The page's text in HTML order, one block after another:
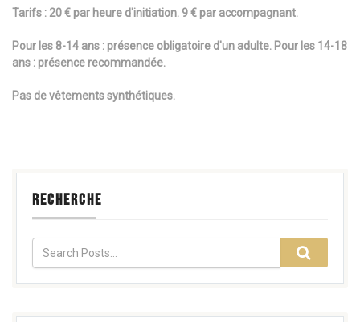
Tarifs : 20 € par heure d'initiation. 9 € par accompagnant.
Pour les 8-14 ans : présence obligatoire d'un adulte. Pour les 14-18
ans : présence recommandée.
Pas de vêtements synthétiques.
RECHERCHE